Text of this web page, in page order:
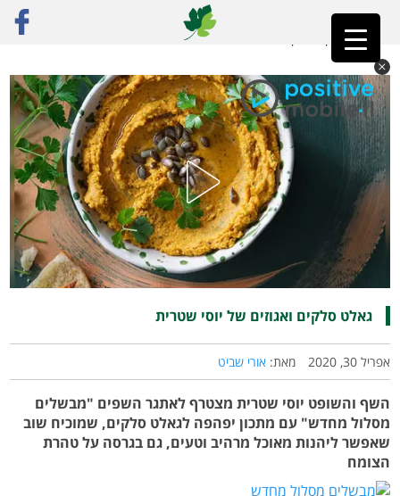
ראשי»רק מתכונים גאלט סלקים ואגוזים של יוסי שטרית
גאלט סלקים ואגוזים של יוסי שטרית
אפריל 30, 2020 מאת: אורי שביט
השף והשופט יוסי שטרית מצטרף לאתגר השפים "מבשלים
מסלול מחדש" עם מתכון יפהפה לגאלט סלקים, שמוכיח שוב
שאפשר ליהנות מאוכל מרהיב וטעים, גם בגרסה על טהרת
הצומח